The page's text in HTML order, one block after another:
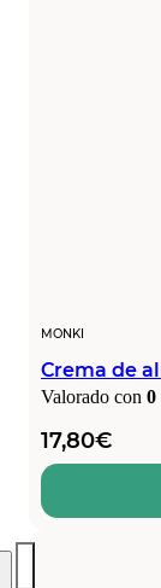
MONKI
Crema de
Valorado con 0
17,80€